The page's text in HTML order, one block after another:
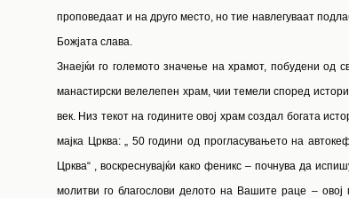
проповедаат и на друго место, но тие навлегуваат
Божјата слава.
Знаејќи го големото значење на храмот, побудени од
манастирски велелепен храм, чии темели според
век. Низ текот на годините овој храм создал богата
мајка Црква: „ 50 години од прогласувањето на
Црква“ , воскреснувајќи како феникс – почнува да
молитви го благослови делото на Вашите раце –